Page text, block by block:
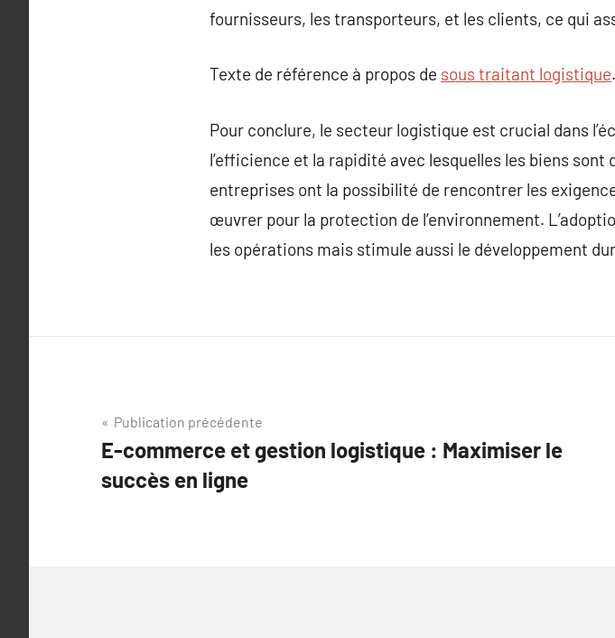
fournisseurs, les transporteurs, et les clients, ce qui
Texte de référence à propos de sous traitant logistique.
Pour conclure, le secteur logistique est crucial dans
l’efficience et la rapidité avec lesquelles les biens
entreprises ont la possibilité de rencontrer les
œuvrer pour la protection de l’environnement.
les opérations mais stimule aussi le développement
Navigation
de
l’article
Publication précédente
E-commerce et gestion logistique : Maximiser le
succès en ligne